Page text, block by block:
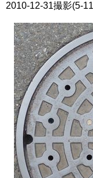
2010-12-31撮影(5-